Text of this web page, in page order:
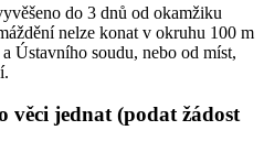
do 3 dnů od okamžiku
nelze konat v okruhu 100 m
Ústavního soudu, nebo od míst,
věci jednat (podat žádost